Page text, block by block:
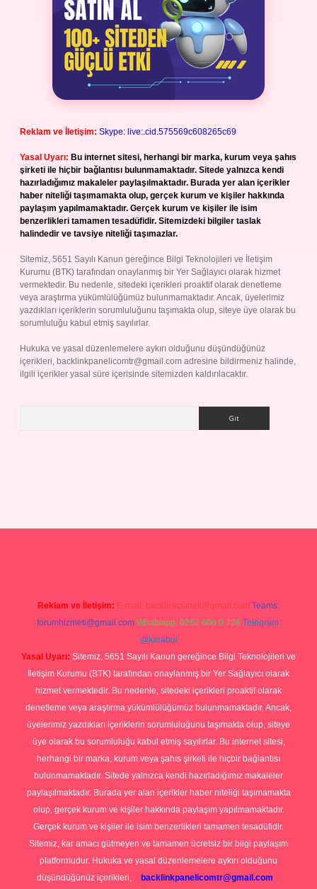
Reklam ve İletişim: Skype: live:.cid.575569c608265c69
Yasal Uyarı: Bu internet sitesi, herhangi bir marka, kurum veya şahıs
şirketi ile hiçbir bağlantısı bulunmamaktadır. Sitede yalnızca kendi
hazırladığımız makaleler paylaşılmaktadır. Burada yer alan içerikler
haber niteliği taşımamakta olup, gerçek kurum ve kişiler hakkında
paylaşım yapılmamaktadır. Gerçek kurum ve kişiler ile isim
benzerlikleri tamamen tesadüfidir. Sitemizdeki bilgiler taslak
halindedir ve tavsiye niteliği taşımazlar.
Sitemiz, 5651 Sayılı Kanun gereğince Bilgi Teknolojileri ve İletişim
Kurumu (BTK) tarafından onaylanmış bir Yer Sağlayıcı olarak hizmet
vermektedir. Bu nedenle, sitedeki içerikleri proaktif olarak denetleme
veya araştırma yükümlülüğümüz bulunmamaktadır. Ancak, üyelerimiz
yazdıkları içeriklerin sorumluluğunu taşımakta olup, siteye üye olarak bu
sorumluluğu kabul etmiş sayılırlar.
Hukuka ve yasal düzenlemelere aykırı olduğunu düşündüğünüz
içerikleri, backlinkpanelicomtr@gmail.com adresine bildirmeniz halinde,
ilgili içerikler yasal süre içerisinde sitemizden kaldırılacaktır.
Reklam ve İletişim: E-mail: backlinkpaneli@gmail.com Teams:
forumhizmeti@gmail.com Whatsapp: 0262 606 0 726 Telegram:
@karabul
Yasal Uyarı: Sitemiz, 5651 Sayılı Kanun gereğince Bilgi Teknolojileri ve
İletişim Kurumu (BTK) tarafından onaylanmış bir Yer Sağlayıcı olarak
hizmet vermektedir. Bu nedenle, sitedeki içerikleri proaktif olarak
denetleme veya araştırma yükümlülüğümüz bulunmamaktadır. Ancak,
üyelerimiz yazdıkları içeriklerin sorumluluğunu taşımakta olup, siteye
üye olarak bu sorumluluğu kabul etmiş sayılırlar. Bu internet sitesi,
herhangi bir marka, kurum veya şahıs şirketi ile hiçbir bağlantısı
bulunmamaktadır. Sitede yalnızca kendi hazırladığımız makaleler
paylaşılmaktadır. Burada yer alan içerikler haber niteliği taşımamakta
olup, gerçek kurum ve kişiler hakkında paylaşım yapılmamaktadır.
Gerçek kurum ve kişiler ile isim benzerlikleri tamamen tesadüfidir.
Sitemiz, kar amacı gütmeyen ve tamamen ücretsiz bir bilgi paylaşım
platformudur. Hukuka ve yasal düzenlemelere aykırı olduğunu
düşündüğünüz içerikleri,
backlinkpanelicomtr@gmail.com